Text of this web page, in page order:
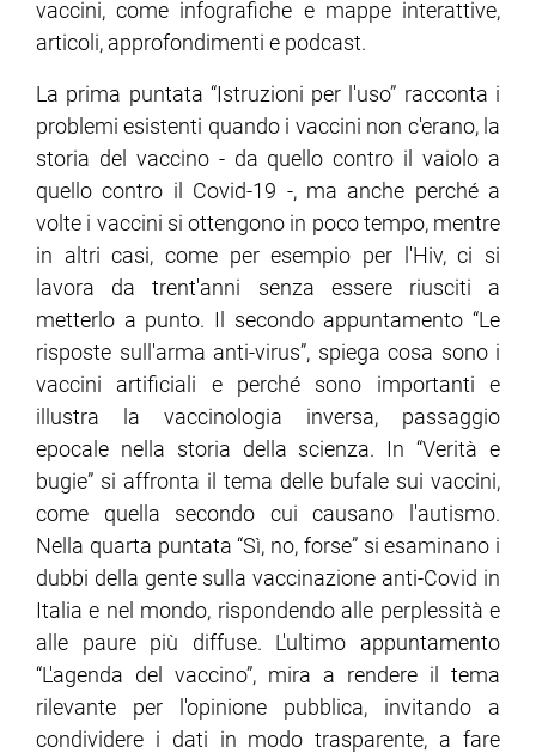
vaccini, come infografiche e mappe interattive,
articoli, approfondimenti e podcast.
La prima puntata “Istruzioni per l'uso” racconta i
problemi esistenti quando i vaccini non c'erano, la
storia del vaccino - da quello contro il vaiolo a
quello contro il Covid-19 -, ma anche perché a
volte i vaccini si ottengono in poco tempo, mentre
in altri casi, come per esempio per l'Hiv, ci si
lavora da trent'anni senza essere riusciti a
metterlo a punto. Il secondo appuntamento “Le
risposte sull'arma anti-virus”, spiega cosa sono i
vaccini artificiali e perché sono importanti e
illustra la vaccinologia inversa, passaggio
epocale nella storia della scienza. In “Verità e
bugie” si affronta il tema delle bufale sui vaccini,
come quella secondo cui causano l'autismo.
Nella quarta puntata “Sì, no, forse” si esaminano i
dubbi della gente sulla vaccinazione anti-Covid in
Italia e nel mondo, rispondendo alle perplessità e
alle paure più diffuse. L'ultimo appuntamento
“L'agenda del vaccino”, mira a rendere il tema
rilevante per l'opinione pubblica, invitando a
condividere i dati in modo trasparente, a fare